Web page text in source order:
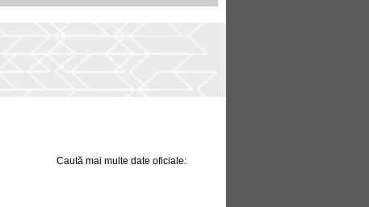
Caută mai multe date oficiale: